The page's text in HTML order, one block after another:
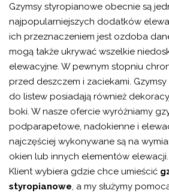
Gzymsy styropianowe obecnie są
najpopularniejszych dodatków
ich przeznaczeniem jest ozdoba
mogą także ukrywać wszelkie
elewacyjne. W pewnym stopniu
przed deszczem i zaciekami.
do listew posiadają również
boki. W nasze ofercie wyróżniamy
podparapetowe, nadokienne i
najczęściej wykonywane są na
okien lub innych elementów
Klient wybiera gdzie chce umieścić
styropianowe, a my służymy